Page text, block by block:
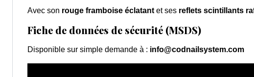
Avec son rouge framboise éclatantet ses reflets scintillants
Fiche de données de sécurité (MSDS)
Disponible sur simple demande à : info@codnailsystem.com